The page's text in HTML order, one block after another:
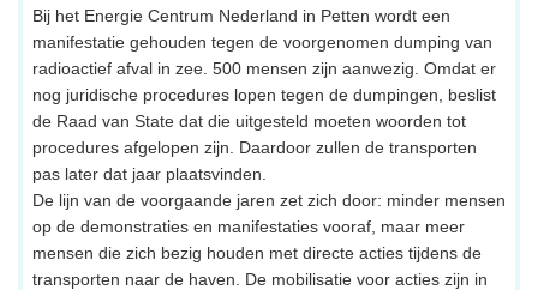
Bij het Energie Centrum Nederland in Petten wordt een
manifestatie gehouden tegen de voorgenomen dumping van
radioactief afval in zee. 500 mensen zijn aanwezig. Omdat er
nog juridische procedures lopen tegen de dumpingen, beslist
de Raad van State dat die uitgesteld moeten woorden tot
procedures afgelopen zijn. Daardoor zullen de transporten
pas later dat jaar plaatsvinden.
De lijn van de voorgaande jaren zet zich door: minder mensen
op de demonstraties en manifestaties vooraf, maar meer
mensen die zich bezig houden met directe acties tijdens de
transporten naar de haven. De mobilisatie voor acties zijn in